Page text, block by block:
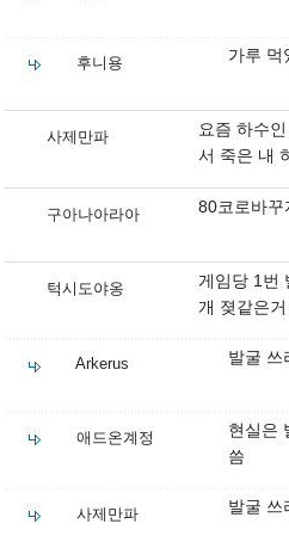
후니용 가루 먹
사제만파
요즘 하수
서 죽은 내
구아나아라아 80코로바꾸
턱시도야옹
게임당 1번
개 졎같은
Arkerus 발굴 쓰
애드온계정
현실은
씀
사제만파 발굴 쓰